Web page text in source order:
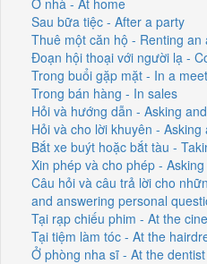
Sau bữa tiệc - After a party
Thuê một căn hộ - Renting an
Đoạn hội thoại với người lạ -
Trong buổi gặp mặt - In a
Trong bán hàng - In sales
Hỏi và hướng dẫn - Asking
Hỏi và cho lời khuyên -
Bắt xe buýt hoặc bắt tàu -
Xin phép và cho phép -
Câu hỏi và câu trả lời cho
and answering personal
Tại rạp chiếu phim - At the
Tại tiệm làm tóc - At the
Ở phòng nha sĩ - At the dentist